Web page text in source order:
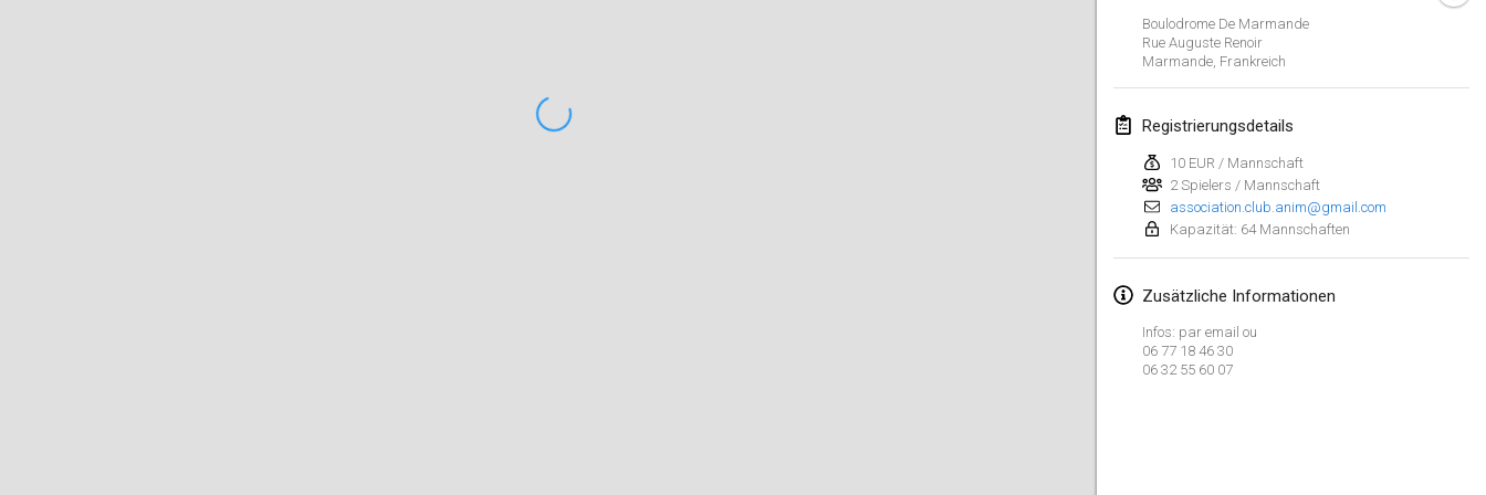
Boulodrome De Marmande
Rue Auguste Renoir
Marmande, Frankreich
Registrierungsdetails
10 EUR / Mannschaft
2 Spielers / Mannschaft
association.club.anim@gmail.com
Kapazität: 64 Mannschaften
Zusätzliche Informationen
Infos: par email ou
06 77 18 46 30
06 32 55 60 07
Februar 2022
4. Feb. 2022|Tschechische Republik
TangoMölkky
5. Feb. 2022|Finnland
12. Feb. 2022|Finnland
Yamagata Tournament
13. Feb. 2022